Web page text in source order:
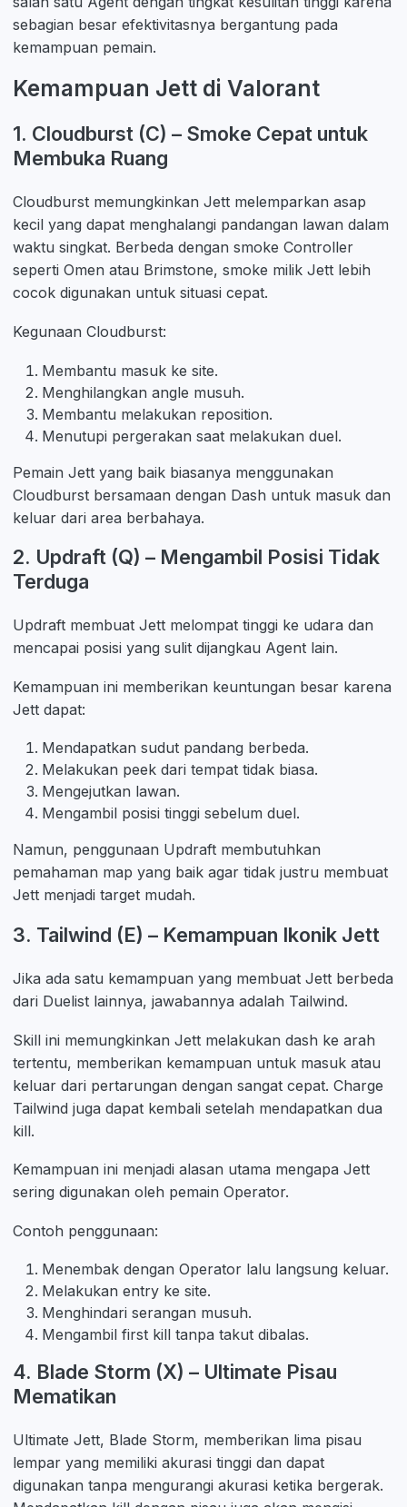
sebagian besar efektivitasnya bergantung pada
kemampuan pemain.
Kemampuan Jett di Valorant
1. Cloudburst (C) – Smoke Cepat untuk
Membuka Ruang
Cloudburst memungkinkan Jett melemparkan asap
kecil yang dapat menghalangi pandangan lawan dalam
waktu singkat. Berbeda dengan smoke Controller
seperti Omen atau Brimstone, smoke milik Jett lebih
cocok digunakan untuk situasi cepat.
Kegunaan Cloudburst:
Membantu masuk ke site.
Menghilangkan angle musuh.
Membantu melakukan reposition.
Menutupi pergerakan saat melakukan duel.
Pemain Jett yang baik biasanya menggunakan
Cloudburst bersamaan dengan Dash untuk masuk dan
keluar dari area berbahaya.
2. Updraft (Q) – Mengambil Posisi Tidak
Terduga
Updraft membuat Jett melompat tinggi ke udara dan
mencapai posisi yang sulit dijangkau Agent lain.
Kemampuan ini memberikan keuntungan besar karena
Jett dapat:
Mendapatkan sudut pandang berbeda.
Melakukan peek dari tempat tidak biasa.
Mengejutkan lawan.
Mengambil posisi tinggi sebelum duel.
Namun, penggunaan Updraft membutuhkan
pemahaman map yang baik agar tidak justru membuat
Jett menjadi target mudah.
3. Tailwind (E) – Kemampuan Ikonik Jett
Jika ada satu kemampuan yang membuat Jett berbeda
dari Duelist lainnya, jawabannya adalah Tailwind.
Skill ini memungkinkan Jett melakukan dash ke arah
tertentu, memberikan kemampuan untuk masuk atau
keluar dari pertarungan dengan sangat cepat. Charge
Tailwind juga dapat kembali setelah mendapatkan dua
kill.
Kemampuan ini menjadi alasan utama mengapa Jett
sering digunakan oleh pemain Operator.
Contoh penggunaan:
Menembak dengan Operator lalu langsung keluar.
Melakukan entry ke site.
Menghindari serangan musuh.
Mengambil first kill tanpa takut dibalas.
4. Blade Storm (X) – Ultimate Pisau
Mematikan
Ultimate Jett, Blade Storm, memberikan lima pisau
lempar yang memiliki akurasi tinggi dan dapat
digunakan tanpa mengurangi akurasi ketika bergerak.